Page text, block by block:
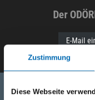
Zustimmung
Diese Webseite
Der
E-Mail